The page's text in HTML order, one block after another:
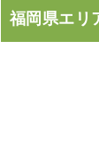
福岡県エリ